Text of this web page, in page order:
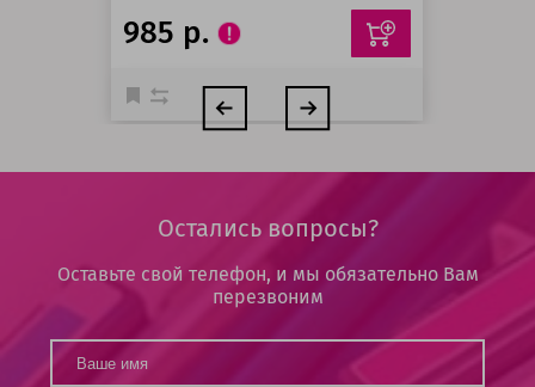
985 р.
Остались вопросы?
Оставьте свой телефон, и мы обязательно Вам
перезвоним